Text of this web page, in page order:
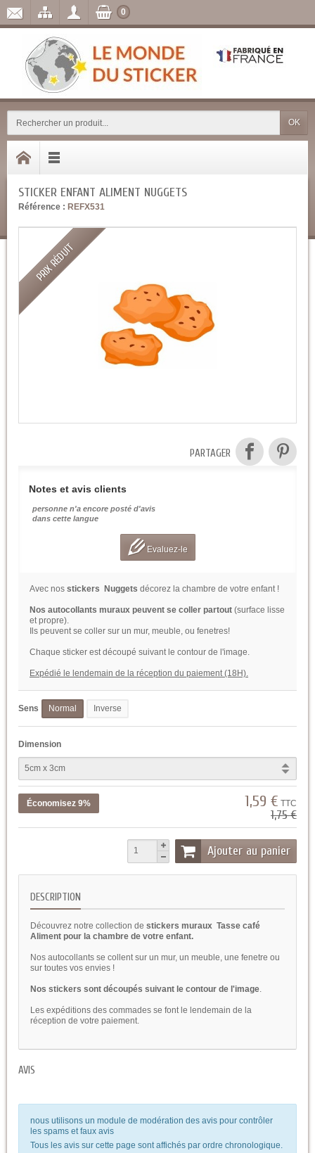
OK
0
STICKER ENFANT ALIMENT NUGGETS
Référence : REFX531
PRIX RÉDUIT
PARTAGER
Notes et avis clients
personne n'a encore posté d'avis
dans cette langue
Evaluez-le
Avec nos stickers Nuggets décorez la chambre de votre enfant !
Nos autocollants muraux peuvent se coller partout (surface lisse
et propre).
Ils peuvent se coller sur un mur, meuble, ou fenetres!
Chaque sticker est découpé suivant le contour de l'image.
Expédié le lendemain de la réception du paiement (18H).
Sens Normal Inverse
Dimension
Économisez 9% 1,59 € TTC
1,75 €
Ajouter au panier
DESCRIPTION
Découvrez notre collection de stickers muraux Tasse café
Aliment pour la chambre de votre enfant.
Nos autocollants se collent sur un mur, un meuble, une fenetre ou
sur toutes vos envies !
Nos stickers sont découpés suivant le contour de l'image.
Les expéditions des commades se font le lendemain de la
réception de votre paiement.
AVIS
nous utilisons un module de modération des avis pour contrôler
les spams et faux avis
Tous les avis sur cette page sont affichés par ordre chronologique.